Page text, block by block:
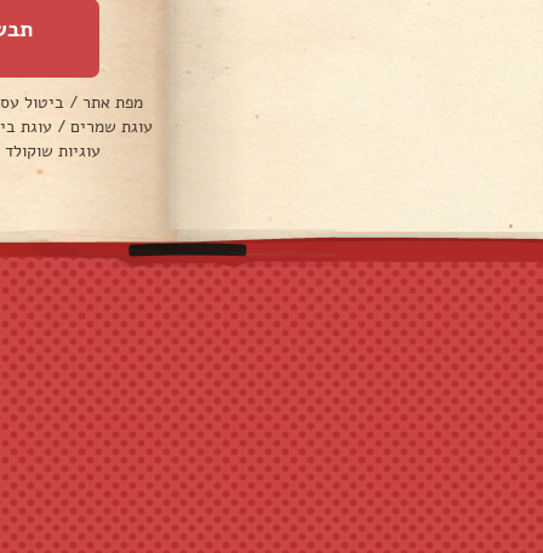
מפת אתר / ביטול
עוגת שמרים / עוגת
עוגיות